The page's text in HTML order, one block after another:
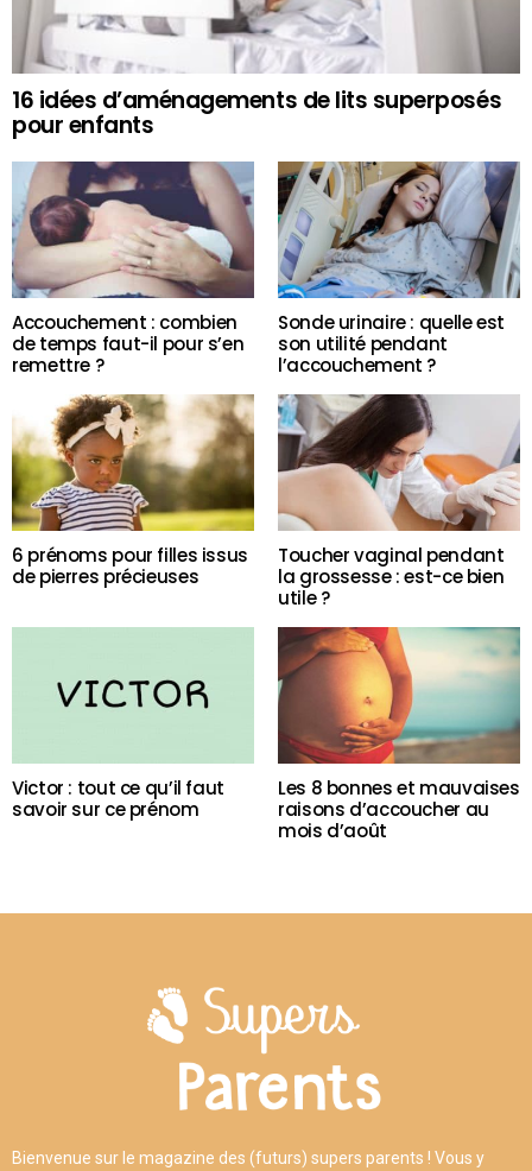
16 idées d’aménagements de lits superposés
pour enfants
Accouchement : combien
de temps faut-il pour s’en
remettre ?
Sonde urinaire : quelle est
son utilité pendant
l’accouchement ?
6 prénoms pour filles issus
de pierres précieuses
Toucher vaginal pendant
la grossesse : est-ce bien
utile ?
Victor : tout ce qu’il faut
savoir sur ce prénom
Les 8 bonnes et mauvaises
raisons d’accoucher au
mois d’août
Bienvenue sur le magazine des (futurs) supers parents ! Vous y